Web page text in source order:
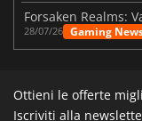
28/07/26 Gaming
Ottieni le offerte
Iscriviti alla